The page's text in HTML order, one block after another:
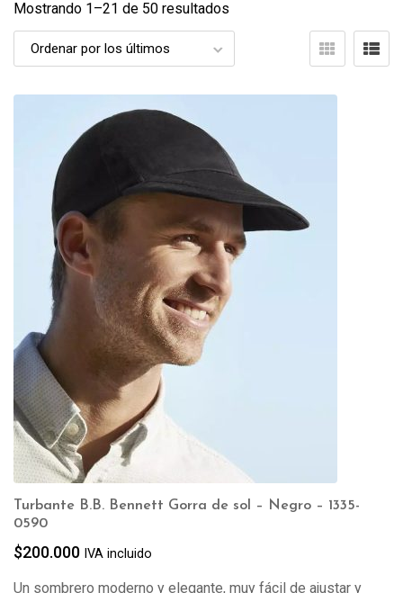
Mostrando 1–21 de 50 resultados
Turbante B.B. Bennett Gorra de sol – Negro – 1335-
0590
$200.000 IVA incluido
Un sombrero moderno y elegante, muy fácil de ajustar y